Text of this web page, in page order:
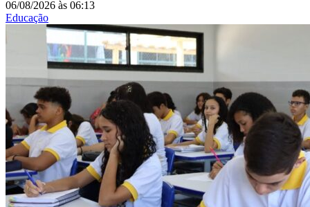
06/08/2026 às 06:13
Educação